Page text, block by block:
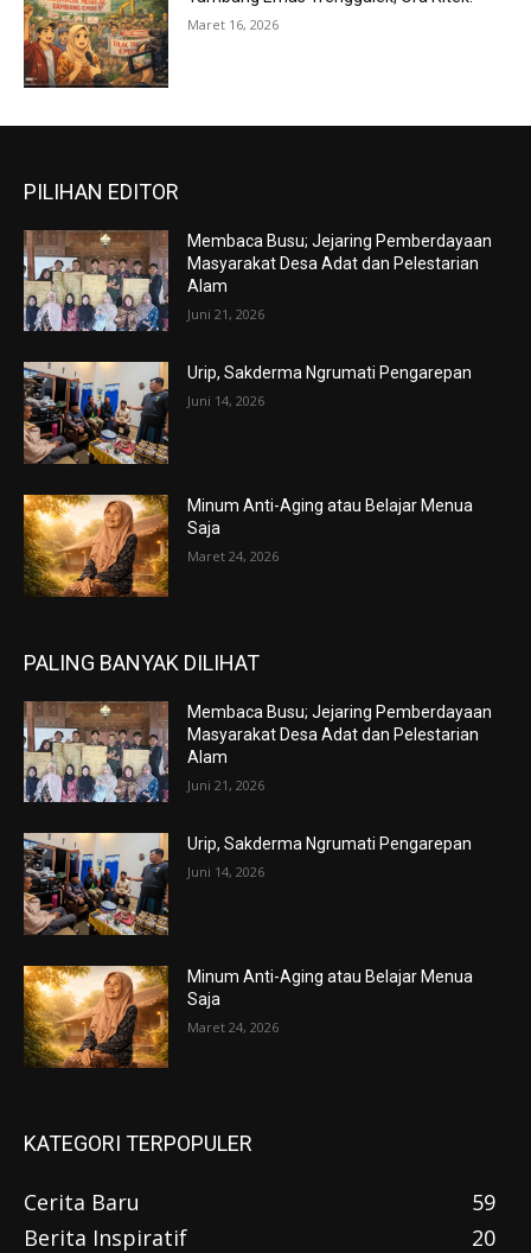
Maret 16, 2026
PILIHAN EDITOR
Membaca Busu; Jejaring Pemberdayaan
Masyarakat Desa Adat dan Pelestarian
Alam
Juni 21, 2026
Urip, Sakderma Ngrumati Pengarepan
Juni 14, 2026
Minum Anti-Aging atau Belajar Menua
Saja
Maret 24, 2026
PALING BANYAK DILIHAT
Membaca Busu; Jejaring Pemberdayaan
Masyarakat Desa Adat dan Pelestarian
Alam
Juni 21, 2026
Urip, Sakderma Ngrumati Pengarepan
Juni 14, 2026
Minum Anti-Aging atau Belajar Menua
Saja
Maret 24, 2026
KATEGORI TERPOPULER
Cerita Baru
59
Berita Inspiratif
20